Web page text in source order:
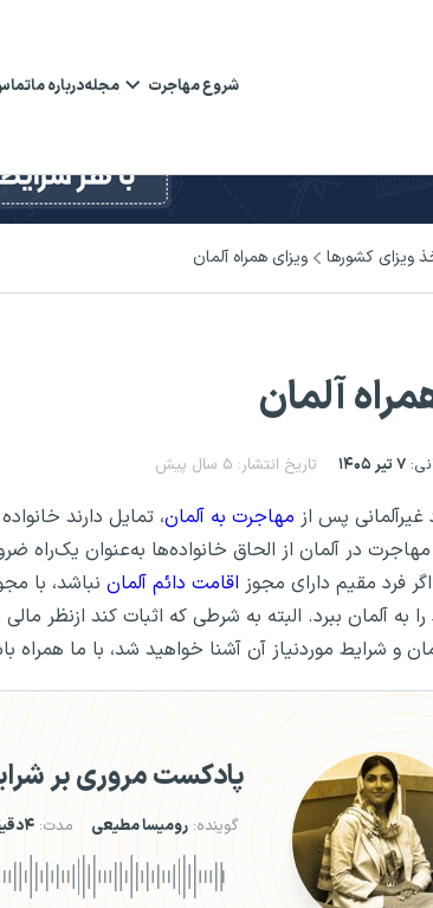
شروع مهاجرت مجلهدرباره ما
ویزای کشورها ویزای همراه آلمان
آلمان
۷ تیر ۱۴۰۵ تاریخ انتشار: ۵ سال پیش
غیرآلمانی پس از مهاجرت به آلمان، تمایل دارند
در آلمان از الحاق خانواده‌ها به‌عنوان یک‌راه
فرد مقیم دارای مجوز اقامت دائم آلمان نباشد، با
و شرایط موردنیاز آن آشنا خواهید شد، با ما همراه
پادکست مروری بر
گوینده: رومیسا مطیعی مدت: ۴دقیقه